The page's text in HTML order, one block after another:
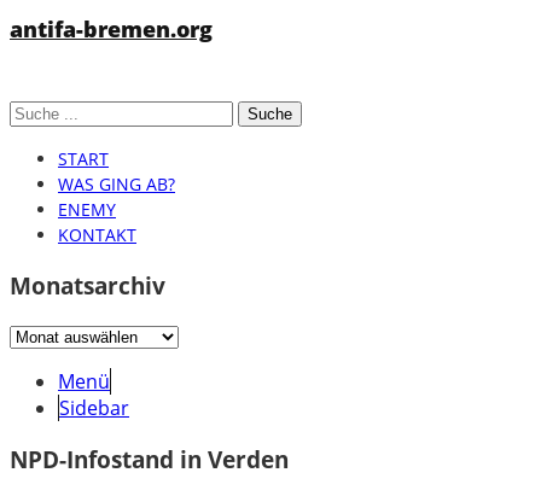
antifa-bremen.org
START
WAS GING AB?
ENEMY
KONTAKT
Monatsarchiv
Monatsarchiv
Menü
Sidebar
NPD-Infostand in Verden